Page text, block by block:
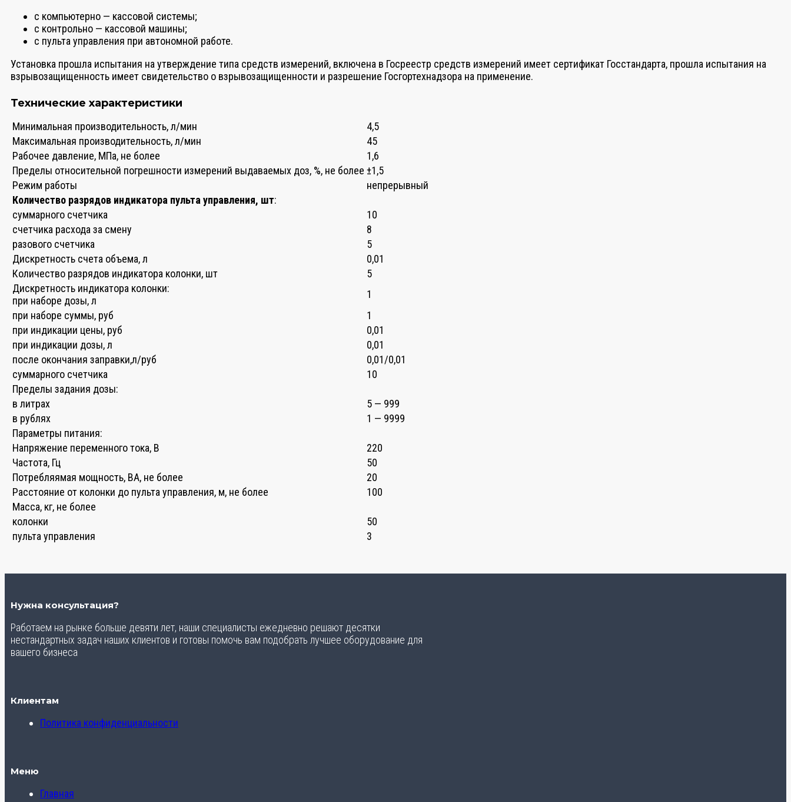
с компьютерно — кассовой системы;
с контрольно — кассовой машины;
с пульта управления при автономной работе.
Установка прошла испытания на утверждение типа средств измерений, включена в Госреестр средств измерений имеет сертификат Госстандарта, прошла испытания на
взрывозащищенность имеет свидетельство о взрывозащищенности и разрешение Госгортехнадзора на применение.
Технические характеристики
Минимальная производительность, л/мин
4,5
Максимальная производительность, л/мин
45
Рабочее давление, МПа, не более
1,6
Пределы относительной погрешности измерений выдаваемых доз, %, не более ±1,5
Режим работы
непрерывный
Количество разрядов индикатора пульта управления, шт:
суммарного счетчика
10
счетчика расхода за смену
8
разового счетчика
5
Дискретность счета объема, л
0,01
Количество разрядов индикатора колонки, шт
5
Дискретность индикатора колонки:
при наборе дозы, л
1
при наборе суммы, руб
1
при индикации цены, руб
0,01
при индикации дозы, л
0,01
после окончания заправки,л/руб
0,01/0,01
суммарного счетчика
10
Пределы задания дозы:
в литрах
5 — 999
в рублях
1 — 9999
Параметры питания:
Напряжение переменного тока, В
220
Частота, Гц
50
Потребляямая мощность, ВА, не более
20
Расстояние от колонки до пульта управления, м, не более
100
Масса, кг, не более
колонки
50
пульта управления
3
Нужна консультация?
Работаем на рынке больше девяти лет, наши специалисты ежедневно решают десятки
нестандартных задач наших клиентов и готовы помочь вам подобрать лучшее оборудование для
вашего бизнеса
Клиентам
Политика конфиденциальности
Меню
Главная